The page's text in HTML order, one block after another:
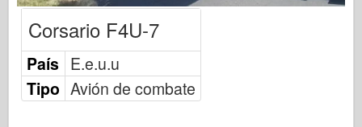
Modelos ace
AFV Club
Airfix
Fuerza Aérea
Corsario F4U-7
País E.e.u.u
Tipo Avión de combate